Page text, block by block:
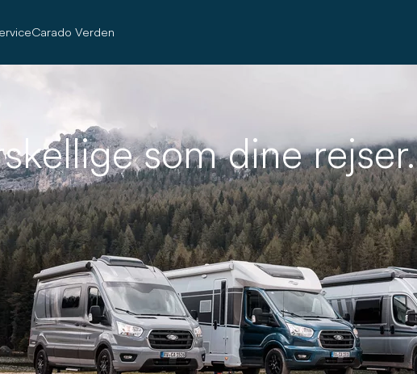
Carado Verden
som dine rejser.